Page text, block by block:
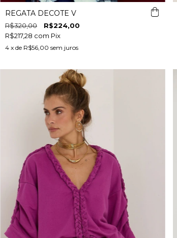
REGATA DECOTE V
R$320,00
R$224,00
R$217,28 com Pix
4 x de R$56,00 sem juros